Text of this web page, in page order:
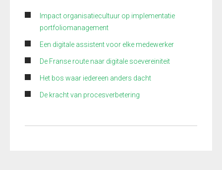
Impact organisatiecultuur op implementatie
portfoliomanagement
Een digitale assistent voor elke medewerker
De Franse route naar digitale soevereiniteit
Het bos waar iedereen anders dacht
De kracht van procesverbetering